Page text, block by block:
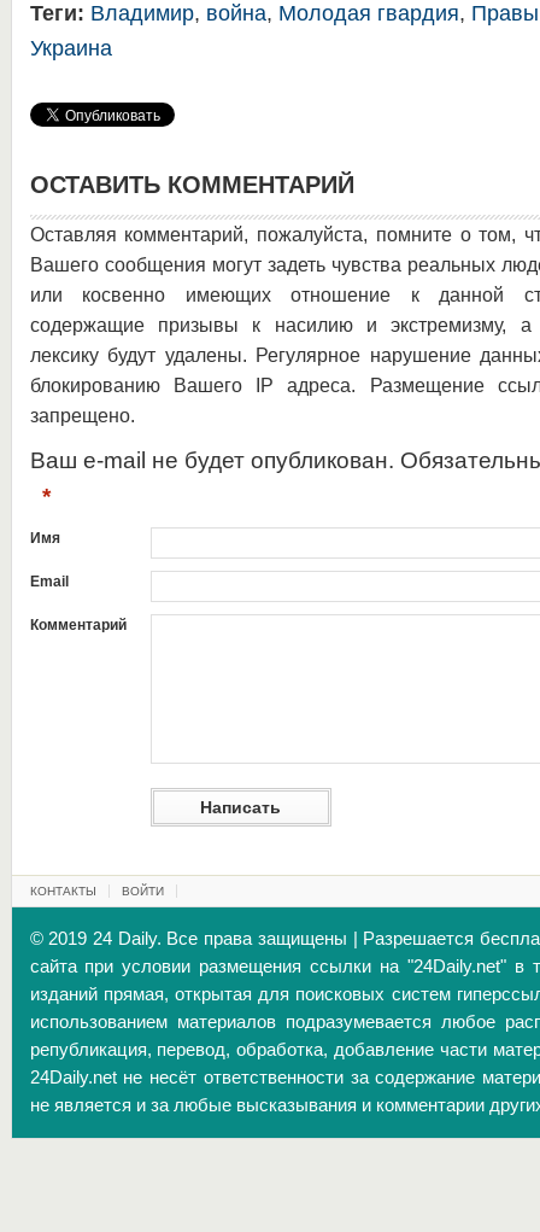
Теги: Владимир, война, Молодая гвардия,
Украина
ОСТАВИТЬ КОММЕНТАРИЙ
Оставляя комментарий, пожалуйста, помните о том,
Вашего сообщения могут задеть чувства реальных
или косвенно имеющих отношение к данной
содержащие призывы к насилию и экстремизму, а
лексику будут удалены. Регулярное нарушение
блокированию Вашего IP адреса. Размещение
запрещено.
Ваш e-mail не будет опубликован.
*
Имя
Email
Комментарий
КОНТАКТЫ ВОЙТИ
© 2019 24 Daily. Все права защищены | Разрешается
сайта при условии размещения ссылки на "24Daily.net" в
изданий прямая, открытая для поисковых систем
использованием материалов подразумевается любое
републикация, перевод, обработка, добавление части
24Daily.net не несёт ответственности за содержание
не является и за любые высказывания и комментарии